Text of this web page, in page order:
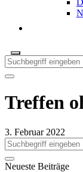
Treffen
3. Februar 2022
Neueste Beiträge